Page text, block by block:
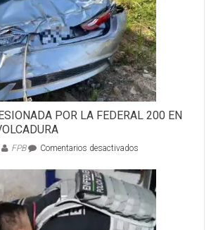
POR LA FEDERAL 200 EN
FPB Comentarios desactivadosen
PERSONA
LESIONADA
POR
LA
FEDERAL